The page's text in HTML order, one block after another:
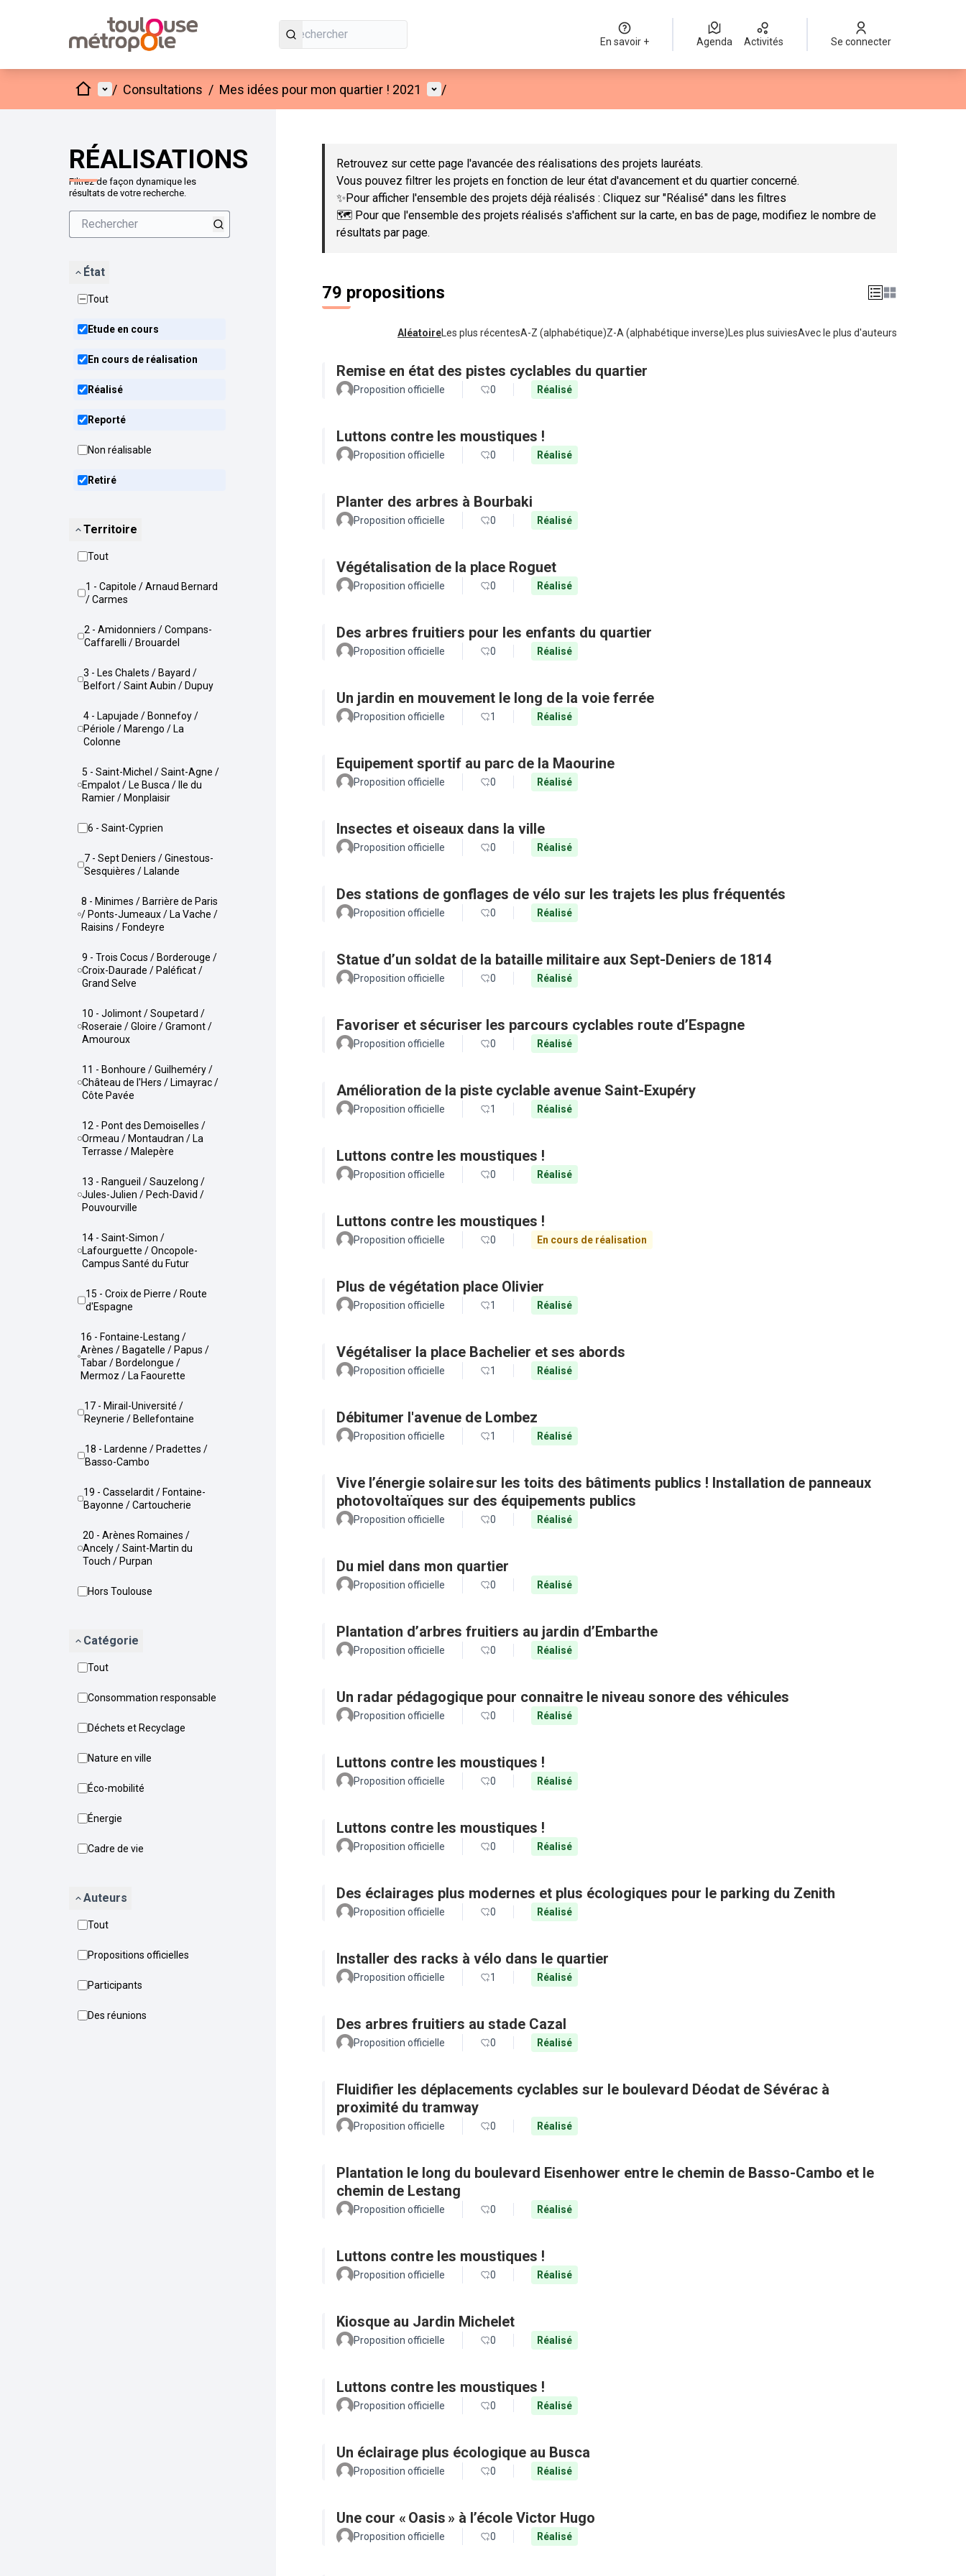
En savoir + Agenda Activités Se connecter
AccueilMenu principal
/ Consultations / Mes idées pour mon quartier ! 2021 Menu utilisateur
/
RÉALISATIONS
Filtrez de façon dynamique les
résultats de votre recherche.
État
Tout
Etude en cours
En cours de réalisation
Réalisé
Reporté
Non réalisable
Retiré
Territoire
Tout
1 - Capitole / Arnaud Bernard
/ Carmes
2 - Amidonniers / Compans-
Caffarelli / Brouardel
3 - Les Chalets / Bayard /
Belfort / Saint Aubin / Dupuy
4 - Lapujade / Bonnefoy /
Périole / Marengo / La
Colonne
5 - Saint-Michel / Saint-Agne /
Empalot / Le Busca / Ile du
Ramier / Monplaisir
6 - Saint-Cyprien
7 - Sept Deniers / Ginestous-
Sesquières / Lalande
8 - Minimes / Barrière de Paris
/ Ponts-Jumeaux / La Vache /
Raisins / Fondeyre
9 - Trois Cocus / Borderouge /
Croix-Daurade / Paléficat /
Grand Selve
10 - Jolimont / Soupetard /
Roseraie / Gloire / Gramont /
Amouroux
11 - Bonhoure / Guilheméry /
Château de l'Hers / Limayrac /
Côte Pavée
12 - Pont des Demoiselles /
Ormeau / Montaudran / La
Terrasse / Malepère
13 - Rangueil / Sauzelong /
Jules-Julien / Pech-David /
Pouvourville
14 - Saint-Simon /
Lafourguette / Oncopole-
Campus Santé du Futur
15 - Croix de Pierre / Route
d'Espagne
16 - Fontaine-Lestang /
Arènes / Bagatelle / Papus /
Tabar / Bordelongue /
Mermoz / La Faourette
17 - Mirail-Université /
Reynerie / Bellefontaine
18 - Lardenne / Pradettes /
Basso-Cambo
19 - Casselardit / Fontaine-
Bayonne / Cartoucherie
20 - Arènes Romaines /
Ancely / Saint-Martin du
Touch / Purpan
Hors Toulouse
Catégorie
Tout
Consommation responsable
Déchets et Recyclage
Nature en ville
Éco-mobilité
Énergie
Cadre de vie
Auteurs
Tout
Propositions officielles
Participants
Des réunions
Passer la carte
Retrouvez sur cette page l'avancée des réalisations des projets lauréats.
Vous pouvez filtrer les projets en fonction de leur état d'avancement et du quartier concerné.
✨Pour afficher l'ensemble des projets déjà réalisés : Cliquez sur "Réalisé" dans les filtres
🗺️ Pour que l'ensemble des projets réalisés s'affichent sur la carte, en bas de page, modifiez le nombre de
résultats par page.
79 propositions
Aléatoire Les plus récentesA-Z (alphabétique)Z-A (alphabétique inverse) Les plus suiviesAvec le plus d'auteurs
Remise en état des pistes cyclables du quartier
Proposition officielle 0 Réalisé
Luttons contre les moustiques !
Proposition officielle 0 Réalisé
Planter des arbres à Bourbaki
Proposition officielle 0 Réalisé
Végétalisation de la place Roguet
Proposition officielle 0 Réalisé
Des arbres fruitiers pour les enfants du quartier
Proposition officielle 0 Réalisé
Un jardin en mouvement le long de la voie ferrée
Proposition officielle 1 Réalisé
Equipement sportif au parc de la Maourine
Proposition officielle 0 Réalisé
Insectes et oiseaux dans la ville
Proposition officielle 0 Réalisé
Des stations de gonflages de vélo sur les trajets les plus fréquentés
Proposition officielle 0 Réalisé
Statue d’un soldat de la bataille militaire aux Sept-Deniers de 1814
Proposition officielle 0 Réalisé
Favoriser et sécuriser les parcours cyclables route d’Espagne
Proposition officielle 0 Réalisé
Amélioration de la piste cyclable avenue Saint-Exupéry
Proposition officielle 1 Réalisé
Luttons contre les moustiques !
Proposition officielle 0 Réalisé
Luttons contre les moustiques !
Proposition officielle 0 En cours de réalisation
Plus de végétation place Olivier
Proposition officielle 1 Réalisé
Végétaliser la place Bachelier et ses abords
Proposition officielle 1 Réalisé
Débitumer l'avenue de Lombez
Proposition officielle 1 Réalisé
Vive l’énergie solaire sur les toits des bâtiments publics ! Installation de panneaux
photovoltaïques sur des équipements publics
Proposition officielle 0 Réalisé
Du miel dans mon quartier
Proposition officielle 0 Réalisé
Plantation d’arbres fruitiers au jardin d’Embarthe
Proposition officielle 0 Réalisé
Un radar pédagogique pour connaitre le niveau sonore des véhicules
Proposition officielle 0 Réalisé
Luttons contre les moustiques !
Proposition officielle 0 Réalisé
Luttons contre les moustiques !
Proposition officielle 0 Réalisé
Des éclairages plus modernes et plus écologiques pour le parking du Zenith
Proposition officielle 0 Réalisé
Installer des racks à vélo dans le quartier
Proposition officielle 1 Réalisé
Des arbres fruitiers au stade Cazal
Proposition officielle 0 Réalisé
Fluidifier les déplacements cyclables sur le boulevard Déodat de Sévérac à
proximité du tramway
Proposition officielle 0 Réalisé
Plantation le long du boulevard Eisenhower entre le chemin de Basso-Cambo et le
chemin de Lestang
Proposition officielle 0 Réalisé
Luttons contre les moustiques !
Proposition officielle 0 Réalisé
Kiosque au Jardin Michelet
Proposition officielle 0 Réalisé
Luttons contre les moustiques !
Proposition officielle 0 Réalisé
Un éclairage plus écologique au Busca
Proposition officielle 0 Réalisé
Une cour « Oasis » à l’école Victor Hugo
Proposition officielle 0 Réalisé